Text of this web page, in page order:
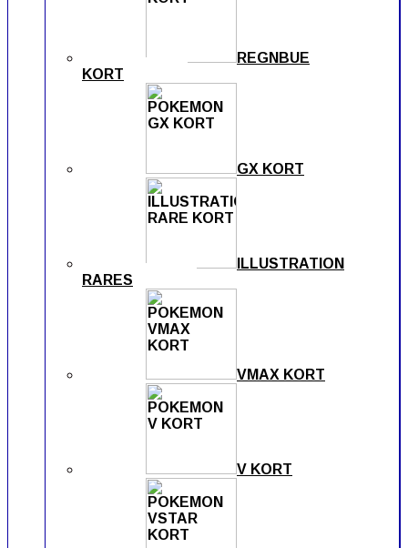
REGNBUE
KORT
GX KORT
ILLUSTRATION
RARES
VMAX KORT
V KORT